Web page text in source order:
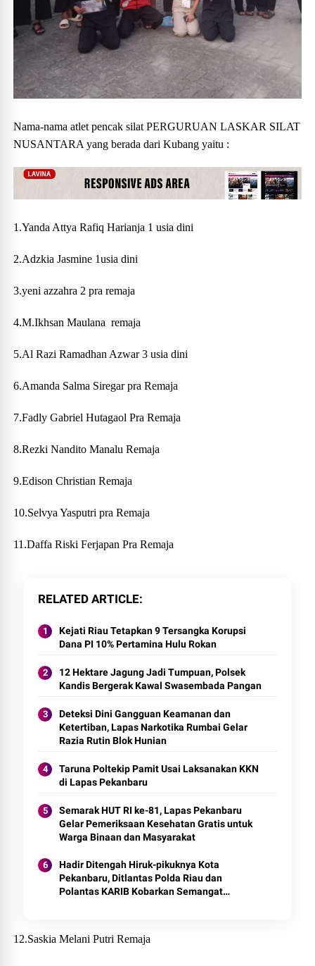
Nama-nama atlet pencak silat PERGURUAN LASKAR SILAT
NUSANTARA yang berada dari Kubang yaitu :
1.Yanda Attya Rafiq Harianja 1 usia dini
2.Adzkia Jasmine 1usia dini
3.yeni azzahra 2 pra remaja
4.M.Ikhsan Maulana remaja
5.Al Razi Ramadhan Azwar 3 usia dini
6.Amanda Salma Siregar pra Remaja
7.Fadly Gabriel Hutagaol Pra Remaja
8.Rezki Nandito Manalu Remaja
9.Edison Christian Remaja
10.Selvya Yasputri pra Remaja
11.Daffa Riski Ferjapan Pra Remaja
RELATED ARTICLE
Kejati Riau Tetapkan 9 Tersangka Korupsi
Dana PI 10% Pertamina Hulu Rokan
12 Hektare Jagung Jadi Tumpuan, Polsek
Kandis Bergerak Kawal Swasembada Pangan
Deteksi Dini Gangguan Keamanan dan
Ketertiban, Lapas Narkotika Rumbai Gelar
Razia Rutin Blok Hunian
Taruna Poltekip Pamit Usai Laksanakan KKN
di Lapas Pekanbaru
Semarak HUT RI ke-81, Lapas Pekanbaru
Gelar Pemeriksaan Kesehatan Gratis untuk
Warga Binaan dan Masyarakat
Hadir Ditengah Hiruk-pikuknya Kota
Pekanbaru, Ditlantas Polda Riau dan
Polantas KARIB Kobarkan Semangat
12.Saskia Melani Putri Remaja